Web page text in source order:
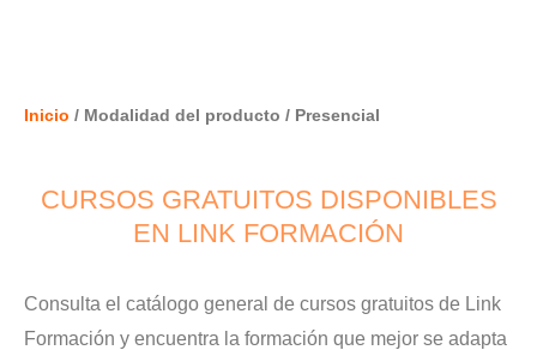
Inicio / Modalidad del producto / Presencial
CURSOS GRATUITOS DISPONIBLES
EN LINK FORMACIÓN
Consulta el catálogo general de cursos gratuitos de Link
Formación y encuentra la formación que mejor se adapta